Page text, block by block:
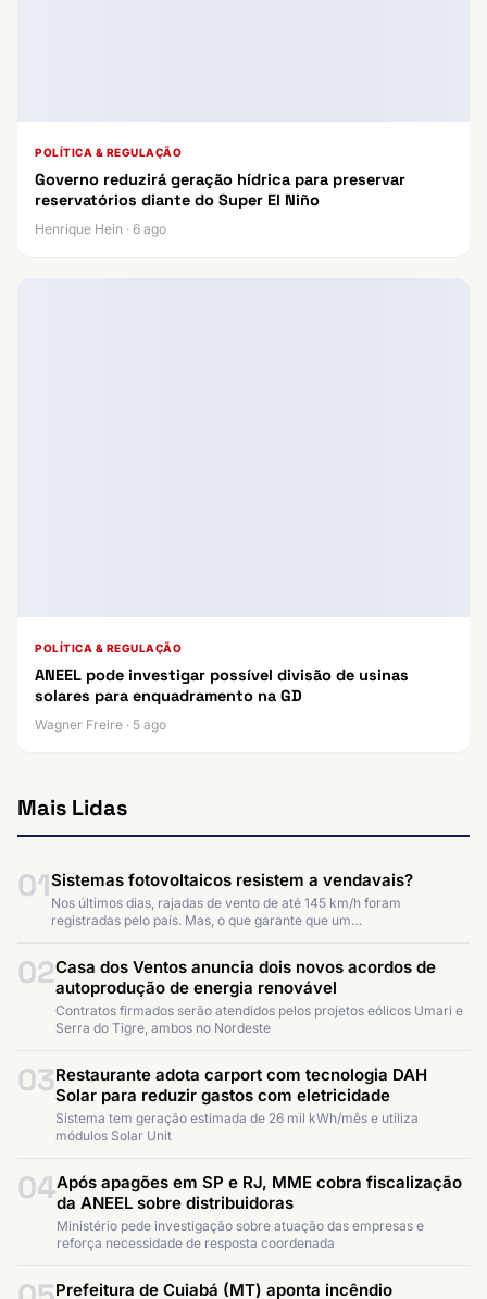
POLÍTICA & REGULAÇÃO
Governo reduzirá geração hídrica para preservar
reservatórios diante do Super El Niño
Henrique Hein · 6 ago
POLÍTICA & REGULAÇÃO
ANEEL pode investigar possível divisão de usinas
solares para enquadramento na GD
Wagner Freire · 5 ago
Mais Lidas
01Sistemas fotovoltaicos resistem a vendavais?
Nos últimos dias, rajadas de vento de até 145 km/h foram
registradas pelo país. Mas, o que garante que um…
02Casa dos Ventos anuncia dois novos acordos de
autoprodução de energia renovável
Contratos firmados serão atendidos pelos projetos eólicos Umari e
Serra do Tigre, ambos no Nordeste
03Restaurante adota carport com tecnologia DAH
Solar para reduzir gastos com eletricidade
Sistema tem geração estimada de 26 mil kWh/mês e utiliza
módulos Solar Unit
04Após apagões em SP e RJ, MME cobra fiscalização
da ANEEL sobre distribuidoras
Ministério pede investigação sobre atuação das empresas e
reforça necessidade de resposta coordenada
Prefeitura de Cuiabá (MT) aponta incêndio